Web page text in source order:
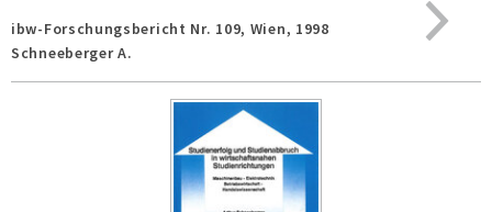
ibw-Forschungsbericht Nr. 109, Wien, 1998
Schneeberger A.